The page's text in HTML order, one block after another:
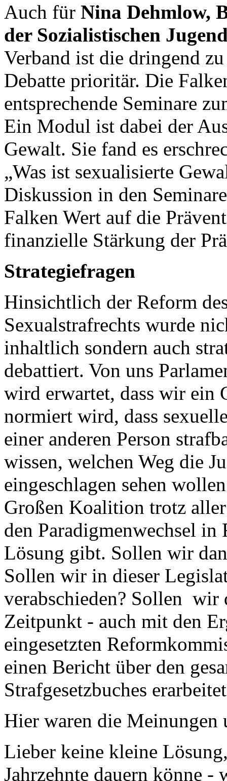
Auch für Nina Dehmlow,
der Sozialistischen
Verband ist die dringend
Debatte prioritär. Die
entsprechende Seminare
Ein Modul ist dabei der
Gewalt. Sie fand es
„Was ist sexualisierte
Diskussion in den
Falken Wert auf die
finanzielle Stärkung der
Strategiefragen
Hinsichtlich der Reform
Sexualstrafrechts wurde
inhaltlich sondern auch
debattiert. Von uns
wird erwartet, dass wir ein
normiert wird, dass
einer anderen Person
wissen, welchen Weg die
eingeschlagen sehen
Großen Koalition trotz
den Paradigmenwechsel
Lösung gibt. Sollen wir
Sollen wir in dieser
verabschieden? Sollen wir
Zeitpunkt - auch mit den
eingesetzten
einen Bericht über den
Strafgesetzbuches
Hier waren die Meinungen
Lieber keine kleine
Jahrzehnte dauern könne